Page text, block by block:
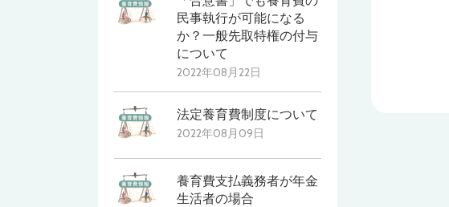
民事執行が可能になる
か？一般先取特権の付与
について
2022年08月22日
法定養育費制度について
2022年08月09日
養育費支払義務者が年金
生活者の場合